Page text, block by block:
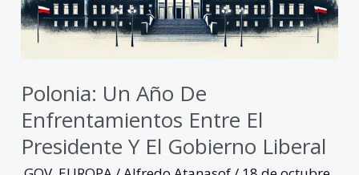
Polonia: Un Año De
Enfrentamientos Entre El
Presidente Y El Gobierno Liberal